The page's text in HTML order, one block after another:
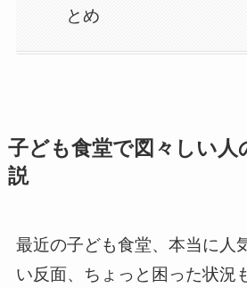
とめ
子ども食堂で図々しい人
説
最近の子ども食堂、本当に人
い反面、ちょっと困った状況